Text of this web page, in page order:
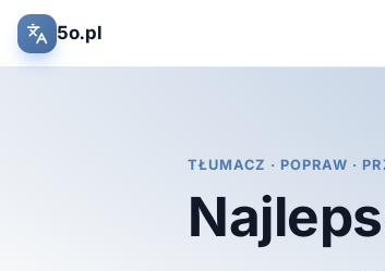
5o.pl
TŁUMACZ · POPRAW ·